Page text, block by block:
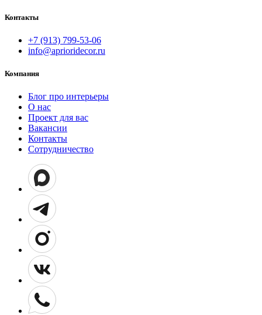
Контакты
+7 (913) 799-53-06
info@aprioridecor.ru
Компания
Блог про интерьеры
О нас
Проект для вас
Вакансии
Контакты
Сотрудничество